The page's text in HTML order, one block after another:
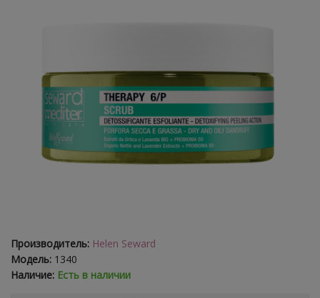
Производитель: Helen Seward
Модель: 1340
Наличие: Есть в наличии